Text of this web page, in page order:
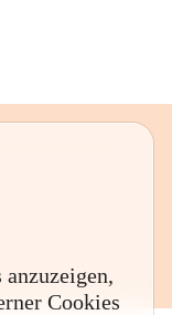
Cookies